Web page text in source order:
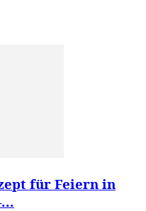
für Feiern in